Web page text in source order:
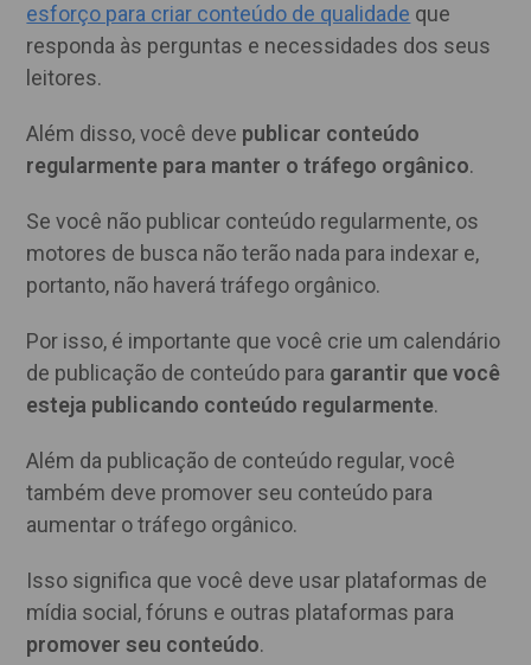
esforço para criar conteúdo de qualidade que
responda às perguntas e necessidades dos seus
leitores.
Além disso, você deve publicar conteúdo
regularmente para manter o tráfego orgânico.
Se você não publicar conteúdo regularmente, os
motores de busca não terão nada para indexar e,
portanto, não haverá tráfego orgânico.
Por isso, é importante que você crie um calendário
de publicação de conteúdo para garantir que você
esteja publicando conteúdo regularmente.
Além da publicação de conteúdo regular, você
também deve promover seu conteúdo para
aumentar o tráfego orgânico.
Isso significa que você deve usar plataformas de
mídia social, fóruns e outras plataformas para
promover seu conteúdo.